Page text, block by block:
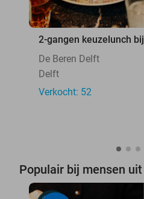
2-gangen keuzelunch
De Beren Delft
Delft
Verkocht: 52
Populair bij mensen